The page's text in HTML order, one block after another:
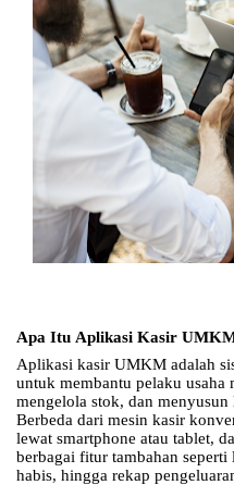
Apa Itu Aplikasi Kasir
Aplikasi kasir UMKM adalah
untuk membantu pelaku usaha
mengelola stok, dan menyusun
Berbeda dari mesin kasir
lewat smartphone atau tablet,
berbagai fitur tambahan
habis, hingga rekap